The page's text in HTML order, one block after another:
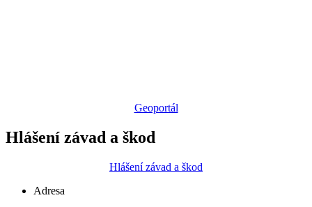
Geoportál
Hlášení závad a škod
Hlášení závad a škod
Adresa